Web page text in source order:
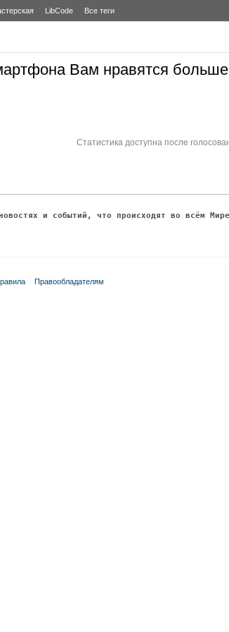
LibCode Все теги
Вам нравятся
Статистика доступна после
и событий, что происходят во всём
Правообладателям